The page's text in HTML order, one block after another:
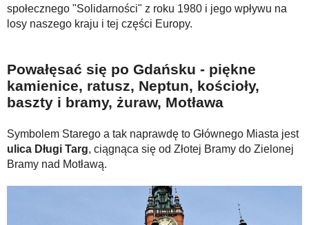
społecznego "Solidarności" z roku 1980 i jego wpływu na
losy naszego kraju i tej części Europy.
Powałęsać się po Gdańsku - piękne
kamienice, ratusz, Neptun, kościoły,
baszty i bramy, żuraw, Motława
Symbolem Starego a tak naprawdę to Głównego Miasta jest
ulica Długi Targ, ciągnąca się od Złotej Bramy do Zielonej
Bramy nad Motławą.